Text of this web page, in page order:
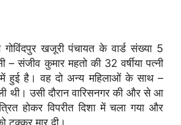
गोविंदपुर खजूरी पंचायत के वार्ड संख्या 5
– संजीव कुमार महतो की 32 वर्षीया पत्नी
हुई है। वह दो अन्य महिलाओं के साथ –
थी। उसी दौरान वारिसनगर की और से आ
होकर विपरीत दिशा में चला गया और
टक्कर मार दी।